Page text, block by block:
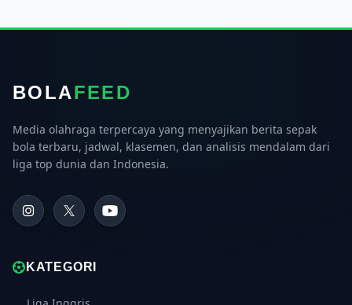
BOLAFEED
Media olahraga terpercaya yang menyajikan berita sepak
bola terbaru, jadwal, klasemen, dan analisis mendalam dari
liga top dunia dan Indonesia.
KATEGORI